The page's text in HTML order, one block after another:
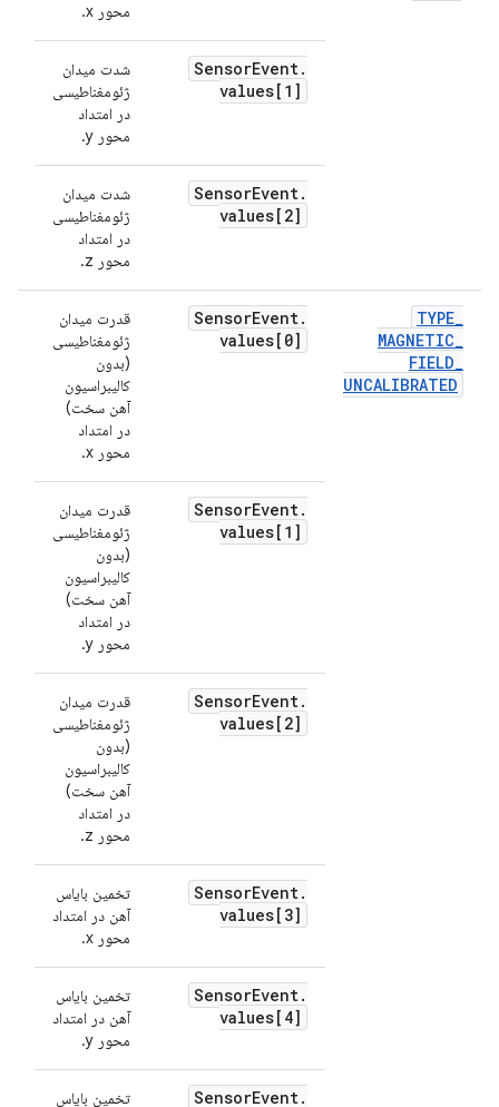
محور x.
SensorEvent.
values[1]
شدت میدان
ژئومغناطیسی
در امتداد
محور y.
SensorEvent.
values[2]
شدت میدان
ژئومغناطیسی
در امتداد
محور z.
TYPE_
MAGNETIC_
FIELD_
UNCALIBRATED
SensorEvent.
values[0]
قدرت میدان
ژئومغناطیسی
(بدون
کالیبراسیون
آهن سخت)
در امتداد
محور x.
SensorEvent.
values[1]
قدرت میدان
ژئومغناطیسی
(بدون
کالیبراسیون
آهن سخت)
در امتداد
محور y.
SensorEvent.
values[2]
قدرت میدان
ژئومغناطیسی
(بدون
کالیبراسیون
آهن سخت)
در امتداد
محور z.
SensorEvent.
values[3]
تخمین بایاس
آهن در امتداد
محور x.
SensorEvent.
values[4]
تخمین بایاس
آهن در امتداد
محور y.
SensorEvent. تخمین بایاس